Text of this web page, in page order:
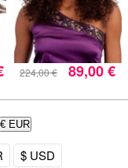
224,00 € 89,00 €
€ EUR
$ USD